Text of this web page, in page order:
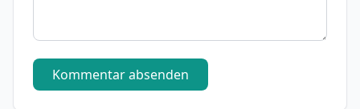
Kommentar absenden